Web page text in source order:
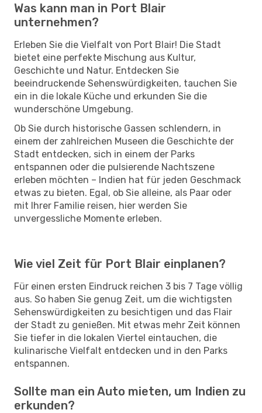
Was kann man in Port Blair
unternehmen?
Erleben Sie die Vielfalt von Port Blair! Die Stadt
bietet eine perfekte Mischung aus Kultur,
Geschichte und Natur. Entdecken Sie
beeindruckende Sehenswürdigkeiten, tauchen Sie
ein in die lokale Küche und erkunden Sie die
wunderschöne Umgebung.
Ob Sie durch historische Gassen schlendern, in
einem der zahlreichen Museen die Geschichte der
Stadt entdecken, sich in einem der Parks
entspannen oder die pulsierende Nachtszene
erleben möchten – Indien hat für jeden Geschmack
etwas zu bieten. Egal, ob Sie alleine, als Paar oder
mit Ihrer Familie reisen, hier werden Sie
unvergessliche Momente erleben.
Wie viel Zeit für Port Blair einplanen?
Für einen ersten Eindruck reichen 3 bis 7 Tage völlig
aus. So haben Sie genug Zeit, um die wichtigsten
Sehenswürdigkeiten zu besichtigen und das Flair
der Stadt zu genießen. Mit etwas mehr Zeit können
Sie tiefer in die lokalen Viertel eintauchen, die
kulinarische Vielfalt entdecken und in den Parks
entspannen.
Sollte man ein Auto mieten, um Indien zu
erkunden?